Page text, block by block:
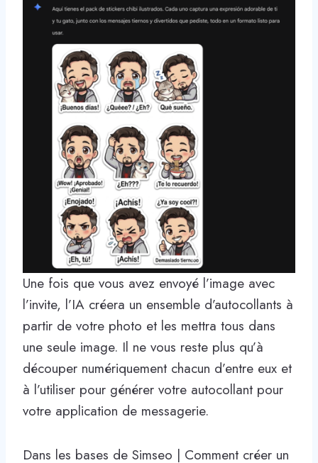
Une fois que vous avez envoyé l’image avec
l’invite, l’IA créera un ensemble d’autocollants à
partir de votre photo et les mettra tous dans
une seule image. Il ne vous reste plus qu’à
découper numériquement chacun d’entre eux et
à l’utiliser pour générer votre autocollant pour
votre application de messagerie.
Dans les bases de Simseo | Comment créer un